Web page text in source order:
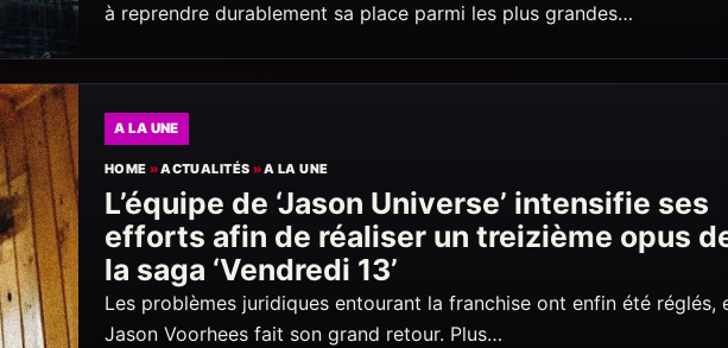
à reprendre durablement sa place parmi les plus grandes…
A LA UNE
HOME »ACTUALITÉS »A LA UNE
L’équipe de ‘Jason Universe’ intensifie ses
efforts afin de réaliser un treizième opus
la saga ‘Vendredi 13’
Les problèmes juridiques entourant la franchise ont enfin été réglés,
Jason Voorhees fait son grand retour. Plus…